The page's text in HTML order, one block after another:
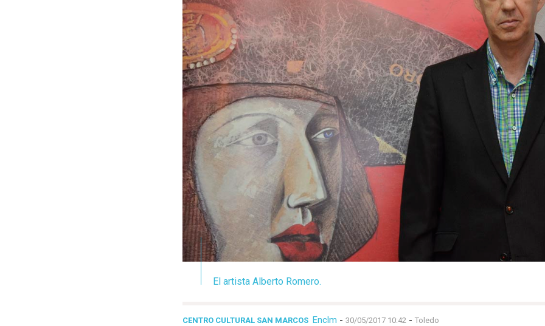
El artista Alberto Romero.
CENTRO CULTURAL SAN MARCOS Enclm - 30/05/2017 10:42 - Toledo